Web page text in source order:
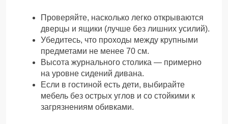
Проверяйте, насколько легко открываются
дверцы и ящики (лучше без лишних усилий).
Убедитесь, что проходы между крупными
предметами не менее 70 см.
Высота журнального столика — примерно
на уровне сидений дивана.
Если в гостиной есть дети, выбирайте
мебель без острых углов и со стойкими к
загрязнениям обивками.